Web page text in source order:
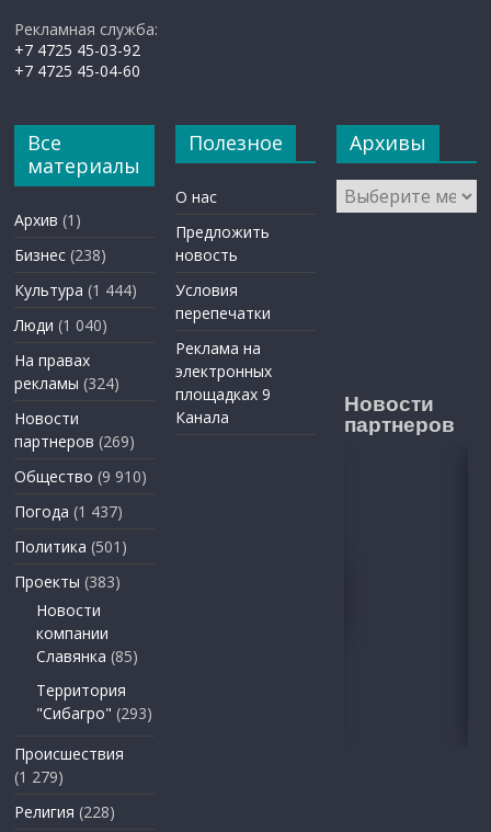
Рекламная служба:
+7 4725 45-03-92
+7 4725 45-04-60
Все
материалы
Архив (1)
Бизнес (238)
Культура (1 444)
Люди (1 040)
На правах
рекламы (324)
Новости
партнеров (269)
Общество (9 910)
Погода (1 437)
Политика (501)
Проекты (383)
Новости
компании
Славянка (85)
Территория
"Сибагро" (293)
Происшествия
(1 279)
Религия (228)
Полезное
О нас
Предложить
новость
Условия
перепечатки
Реклама на
электронных
площадках 9
Канала
Архивы
Архивы
Новости
партнеров